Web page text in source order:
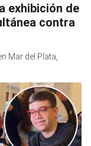
exhibición de
contra
Mar del Plata,